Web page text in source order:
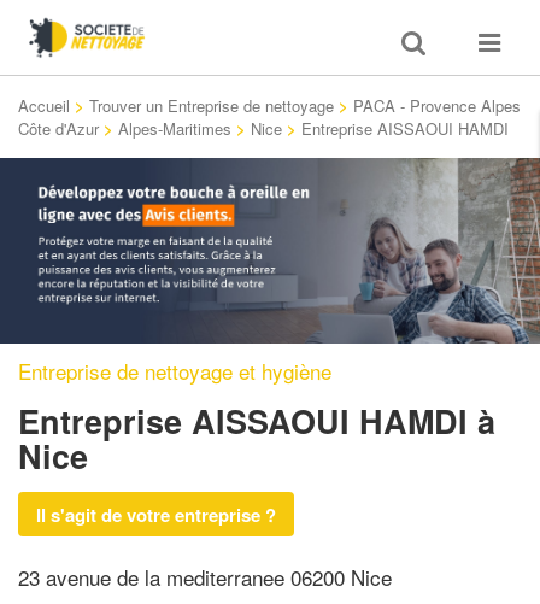
Toggle
search
Toggle
Accueil > Trouver un Entreprise de nettoyage > PACA - Provence Alpes
Côte d'Azur > Alpes-Maritimes > Nice > Entreprise AISSAOUI HAMDI
Entreprise de nettoyage et hygiène
Entreprise AISSAOUI HAMDI à
Nice
Il s'agit de votre entreprise ?
23 avenue de la mediterranee 06200 Nice